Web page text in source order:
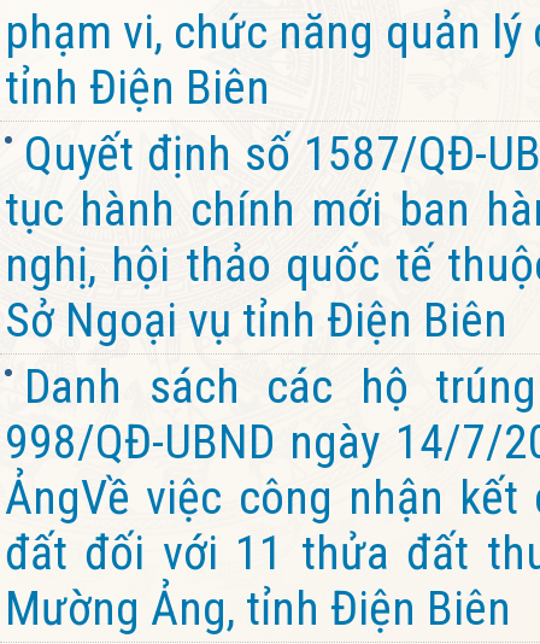
phạm vi, chức năng quản
tỉnh Điện Biên
Quyết định số 1587/QĐ-
tục hành chính mới ban
nghị, hội thảo quốc tế
Sở Ngoại vụ tỉnh Điện Biên
Danh sách các hộ
998/QĐ-UBND ngày 14/7/
ẢngVề việc công nhận
đất đối với 11 thửa đất
Mường Ảng, tỉnh Điện Biên